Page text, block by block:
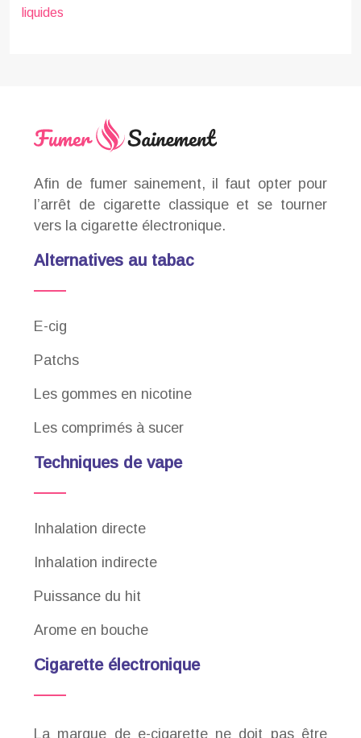
liquides
Afin de fumer sainement, il faut opter pour
l’arrêt de cigarette classique et se tourner
vers la cigarette électronique.
Alternatives au tabac
E-cig
Patchs
Les gommes en nicotine
Les comprimés à sucer
Techniques de vape
Inhalation directe
Inhalation indirecte
Puissance du hit
Arome en bouche
Cigarette électronique
La marque de e-cigarette ne doit pas être